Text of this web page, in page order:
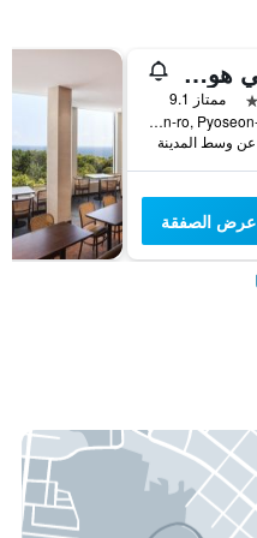
هايفيتشي هوتل آند ريزورت جيجو
ممتاز 9.1
537, Minsokhaean-ro, Pyoseon-Myeon, سيوغويبو, كوريا الجنوبية
عرض الصفقة